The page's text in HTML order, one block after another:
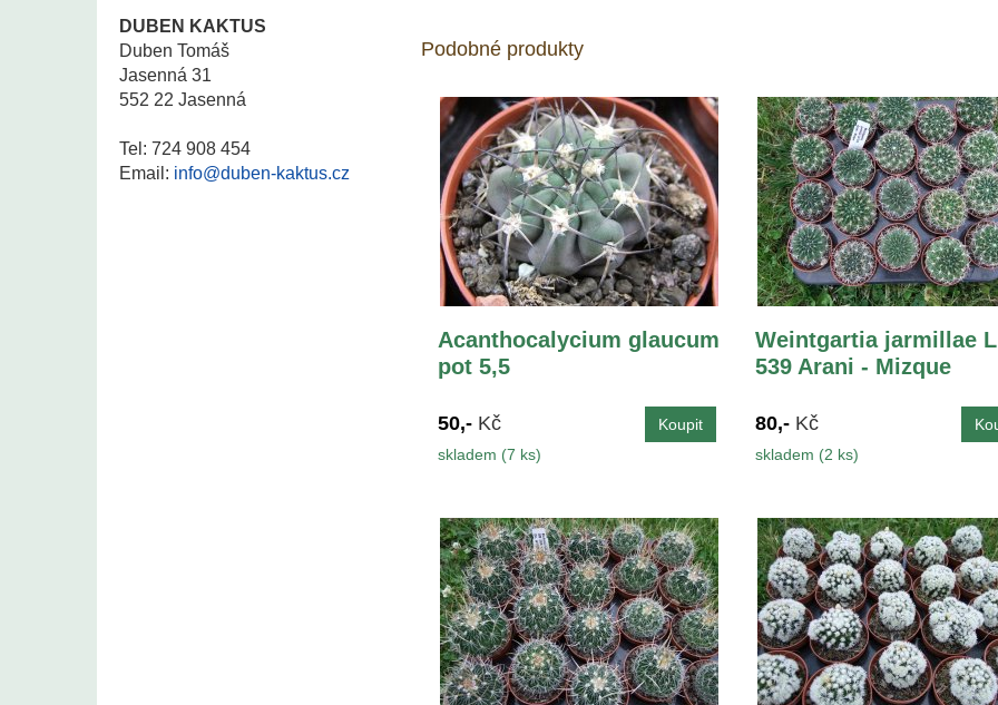
DUBEN KAKTUS
Duben Tomáš
Jasenná 31
552 22 Jasenná
Tel: 724 908 454
Email: info@duben-kaktus.cz
Podobné produkty
Acanthocalycium glaucum
pot 5,5
50,- Kč
skladem (7 ks)
Weintgartia jarmillae
539 Arani - Mizque
80,- Kč
skladem (2 ks)